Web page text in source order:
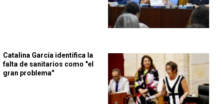
Catalina García identifica la
falta de sanitarios como "el
gran problema"